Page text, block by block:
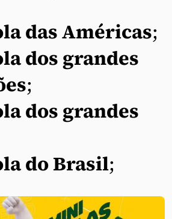
das Américas;
dos grandes
;
dos grandes
do Brasil;